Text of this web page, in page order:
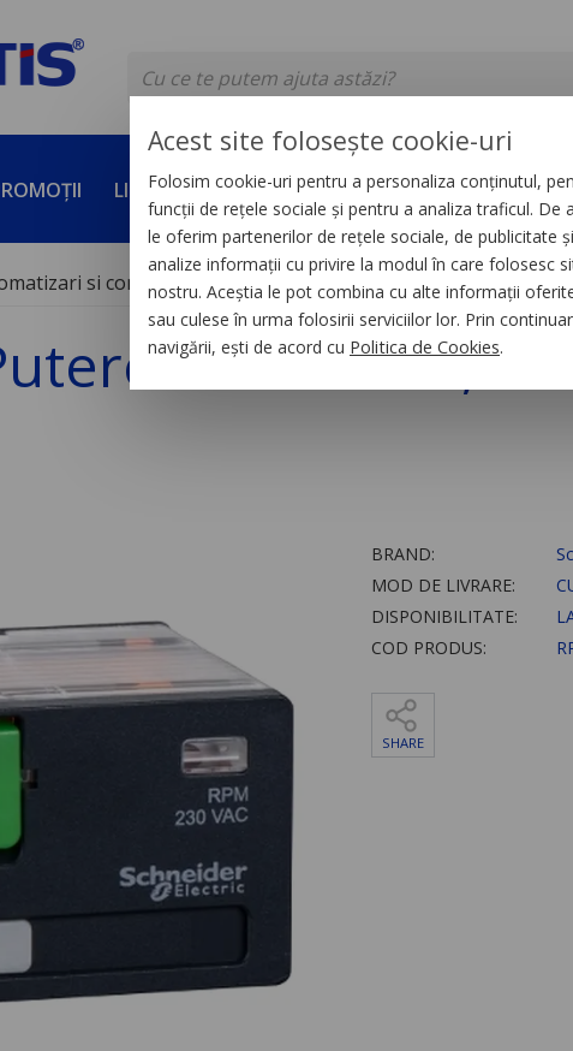
LICHIDĂRI DE STOC SERVICII DEVINO
si control industrial Relee
debrosabil,
BRAND:
MOD DE LIVRARE:
DISPONIBILITATE:
COD PRODUS:
SHARE
Acest site folosește cookie-uri
Folosim cookie-uri pentru a personaliza conținutul,
funcții de rețele sociale și pentru a analiza traficul. De
le oferim partenerilor de rețele sociale, de publicitate
analize informații cu privire la modul în care folosesc
nostru. Aceștia le pot combina cu alte informații
sau culese în urma folosirii serviciilor lor. Prin
navigării, ești de acord cu Politica de Cookies.